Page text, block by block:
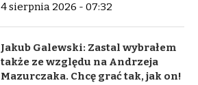
4 sierpnia 2026 - 07:32
Jakub Galewski: Zastal wybrałem
także ze względu na Andrzeja
Mazurczaka. Chcę grać tak, jak on!